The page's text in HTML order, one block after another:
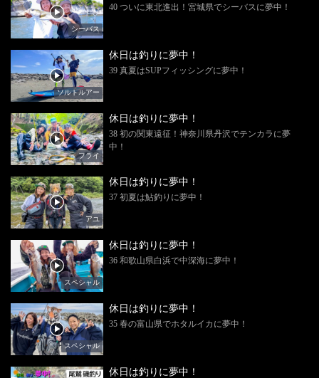
シーバス
40 ついに東北進出！宮城県でシーバスに夢中！
ソルトルアー
休日は釣りに夢中！
39 真夏はSUPフィッシングに夢中！
フライ
休日は釣りに夢中！
38 初の関東遠征！神奈川県丹沢でテンカラに夢
中！
アユ
休日は釣りに夢中！
37 初夏は鮎釣りに夢中！
スペシャル
休日は釣りに夢中！
36 和歌山県白浜で中深海に夢中！
スペシャル
休日は釣りに夢中！
35 春の富山県でホタルイカに夢中！
休日は釣りに夢中！